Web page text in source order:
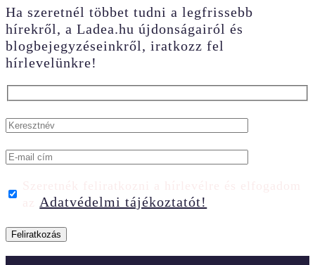
Ha szeretnél többet tudni a legfrissebb
hírekről, a Ladea.hu újdonságairól és
blogbejegyzéseinkről, iratkozz fel
hírlevelünkre!
azAdatvédelmi tájékoztatót!